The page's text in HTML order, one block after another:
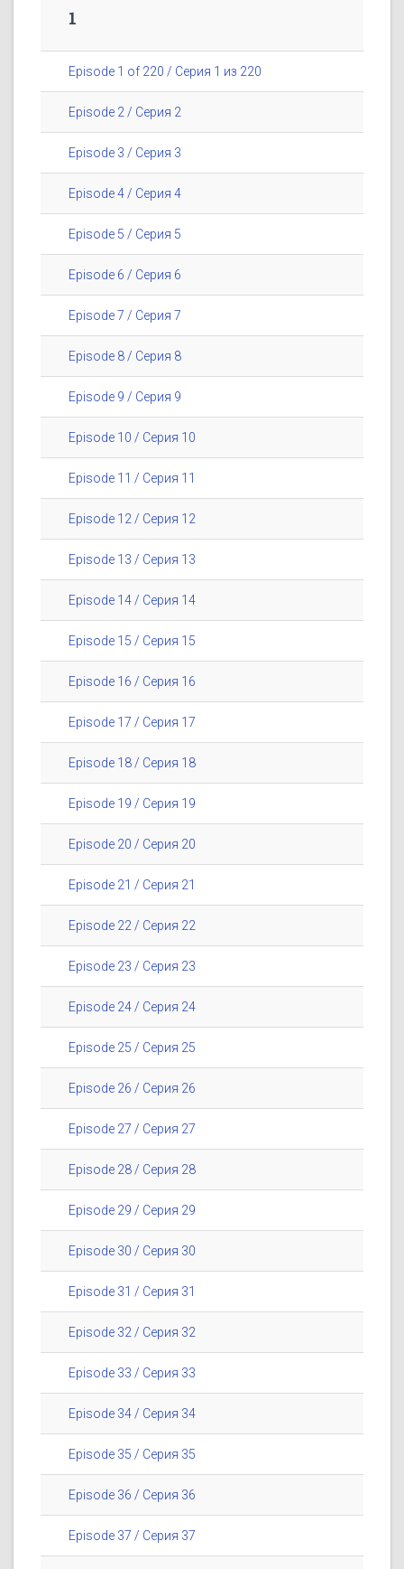
1
Episode 1 of 220 / Серия 1 из 220
Episode 2 / Серия 2
Episode 3 / Серия 3
Episode 4 / Серия 4
Episode 5 / Серия 5
Episode 6 / Серия 6
Episode 7 / Серия 7
Episode 8 / Серия 8
Episode 9 / Серия 9
Episode 10 / Серия 10
Episode 11 / Серия 11
Episode 12 / Серия 12
Episode 13 / Серия 13
Episode 14 / Серия 14
Episode 15 / Серия 15
Episode 16 / Серия 16
Episode 17 / Серия 17
Episode 18 / Серия 18
Episode 19 / Серия 19
Episode 20 / Серия 20
Episode 21 / Серия 21
Episode 22 / Серия 22
Episode 23 / Серия 23
Episode 24 / Серия 24
Episode 25 / Серия 25
Episode 26 / Серия 26
Episode 27 / Серия 27
Episode 28 / Серия 28
Episode 29 / Серия 29
Episode 30 / Серия 30
Episode 31 / Серия 31
Episode 32 / Серия 32
Episode 33 / Серия 33
Episode 34 / Серия 34
Episode 35 / Серия 35
Episode 36 / Серия 36
Episode 37 / Серия 37